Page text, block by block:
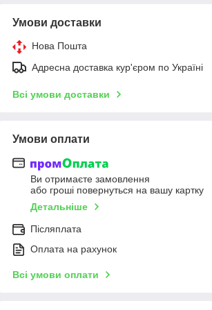
Умови доставки
Нова Пошта
Адресна доставка кур'єром по Україні
Всі умови доставки
Умови оплати
Ви отримаєте замовлення
або гроші повернуться на вашу картку
Детальніше
Післяплата
Оплата на рахунок
Всі умови оплати